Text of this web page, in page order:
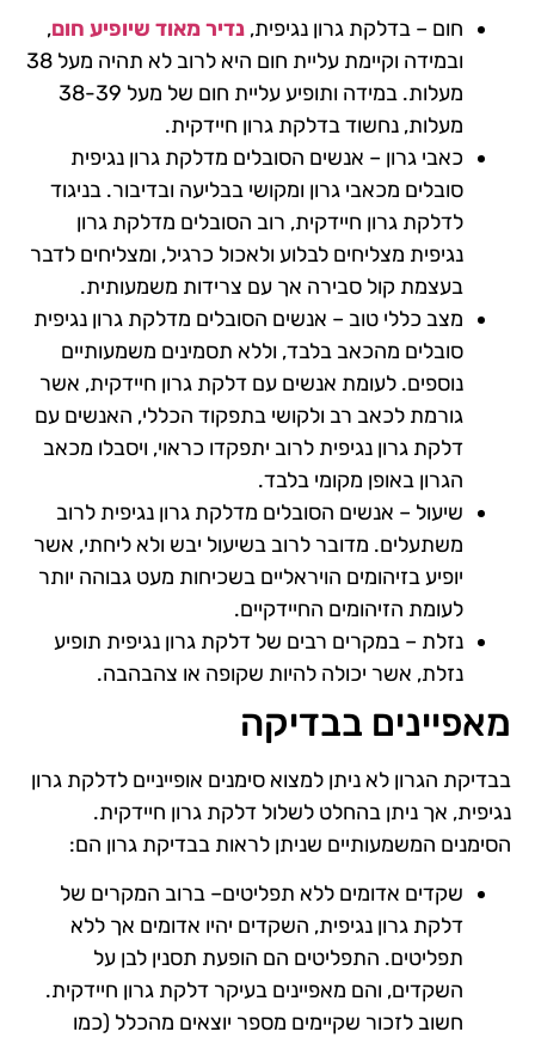
חום – בדלקת גרון נגיפית, נדיר מאוד שיופיע חום,
ובמידה וקיימת עליית חום היא לרוב לא תהיה מעל 38
מעלות. במידה ותופיע עליית חום של מעל 38-39
מעלות, נחשוד בדלקת גרון חיידקית.
כאבי גרון – אנשים הסובלים מדלקת גרון נגיפית
סובלים מכאבי גרון ומקושי בבליעה ובדיבור. בניגוד
לדלקת גרון חיידקית, רוב הסובלים מדלקת גרון
נגיפית מצליחים לבלוע ולאכול כרגיל, ומצליחים לדבר
בעצמת קול סבירה אך עם צרידות משמעותית.
מצב כללי טוב – אנשים הסובלים מדלקת גרון נגיפית
סובלים מהכאב בלבד, וללא תסמינים משמעותיים
נוספים. לעומת אנשים עם דלקת גרון חיידקית, אשר
גורמת לכאב רב ולקושי בתפקוד הכללי, האנשים עם
דלקת גרון נגיפית לרוב יתפקדו כראוי, ויסבלו מכאב
הגרון באופן מקומי בלבד.
שיעול – אנשים הסובלים מדלקת גרון נגיפית לרוב
משתעלים. מדובר לרוב בשיעול יבש ולא ליחתי, אשר
יופיע בזיהומים הויראליים בשכיחות מעט גבוהה יותר
לעומת הזיהומים החיידקיים.
נזלת – במקרים רבים של דלקת גרון נגיפית תופיע
נזלת, אשר יכולה להיות שקופה או צהבהבה.
מאפיינים בבדיקה
בבדיקת הגרון לא ניתן למצוא סימנים אופייניים לדלקת גרון
נגיפית, אך ניתן בהחלט לשלול דלקת גרון חיידקית.
הסימנים המשמעותיים שניתן לראות בבדיקת גרון הם:
שקדים אדומים ללא תפליטים– ברוב המקרים של
דלקת גרון נגיפית, השקדים יהיו אדומים אך ללא
תפליטים. התפליטים הם הופעת תסנין לבן על
השקדים, והם מאפיינים בעיקר דלקת גרון חיידקית.
חשוב לזכור שקיימים מספר יוצאים מהכלל (כמו